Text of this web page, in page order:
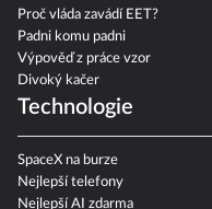
Proč vláda zavádí EET?
Padni komu padni
Výpověď z práce vzor
Divoký kačer
Technologie
SpaceX na burze
Nejlepší telefony
Nejlepší AI zdarma